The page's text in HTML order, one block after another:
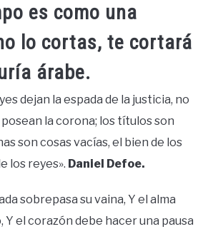
es como una
lo cortas, te cortará
árabe.
dejan la espada de la justicia, no
la corona; los títulos son
son cosas vacías, el bien de los
los reyes». Daniel Defoe.
sobrepasa su vaina, Y el alma
Y el corazón debe hacer una pausa